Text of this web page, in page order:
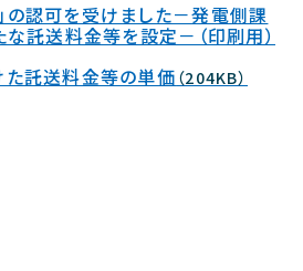
の認可を受けました－発電側課
託送料金等を設定－（印刷用）
た託送料金等の単価 （204KB）